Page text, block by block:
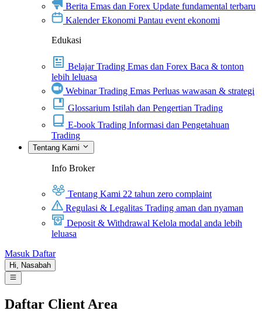
Berita Emas dan Forex Update fundamental terbaru
Kalender Ekonomi Pantau event ekonomi
Edukasi
Belajar Trading Emas dan Forex Baca & tonton
lebih leluasa
Webinar Trading Emas Perluas wawasan & strategi
Glossarium Istilah dan Pengertian Trading
E-book Trading Informasi dan Pengetahuan
Trading
Tentang Kami
Info Broker
Tentang Kami 22 tahun zero complaint
Regulasi & Legalitas Trading aman dan nyaman
Deposit & Withdrawal Kelola modal anda lebih
leluasa
Masuk Daftar
Hi, Nasabah
Daftar Client Area